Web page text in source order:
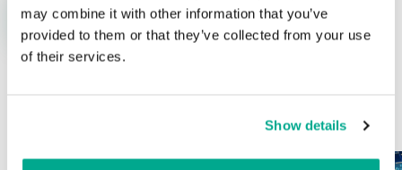
may combine it with other information that you’ve
provided to them or that they’ve collected from your use
of their services.
Show details
ÚLTIMAS PUBLICACIONES